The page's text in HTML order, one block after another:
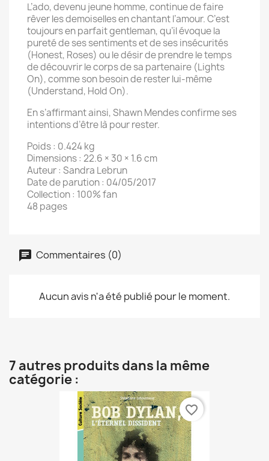
L’ado, devenu jeune homme, continue de faire
rêver les demoiselles en chantant l’amour. C’est
toujours en parfait gentleman, qu’il évoque la
pureté de ses sentiments et de ses insécurités
(Honest, Roses) ou le désir de prendre le temps
de découvrir le corps de sa partenaire (Lights
On), comme son besoin de rester lui-même
(Understand, Hold On).
En s’affirmant ainsi, Shawn Mendes confirme ses
intentions d’être là pour rester.
Poids : 0.424 kg
Dimensions : 22.6 × 30 × 1.6 cm
Auteur : Sandra Lebrun
Date de parution : 04/05/2017
Collection : 100% fan
48 pages
Commentaires (0)
Aucun avis n'a été publié pour le moment.
7 autres produits dans la même
catégorie :
favorite_border